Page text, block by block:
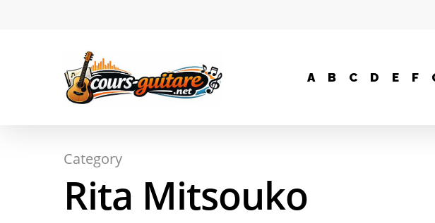
A B C D E F
Category
Rita Mitsouko